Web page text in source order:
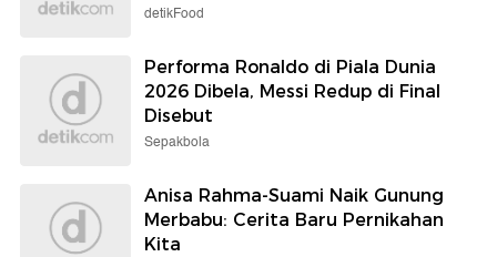
detikFood
Performa Ronaldo di Piala Dunia
2026 Dibela, Messi Redup di Final
Disebut
Sepakbola
Anisa Rahma-Suami Naik Gunung
Merbabu: Cerita Baru Pernikahan
Kita